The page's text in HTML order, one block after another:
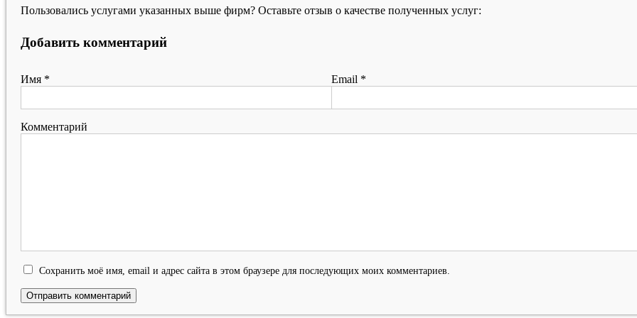
Пользовались услугами указанных выше фирм? Оставьте отзыв о качестве полученных услуг:
Добавить комментарий
Имя * Email *
Комментарий
Сохранить моё имя, email и адрес сайта в этом браузере для последующих моих комментариев.